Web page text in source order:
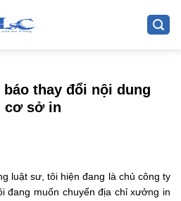
thay đổi nội dung
cơ sở in
luật sư, tôi hiện đang là chủ công ty
đang muốn chuyển địa chỉ xưởng in